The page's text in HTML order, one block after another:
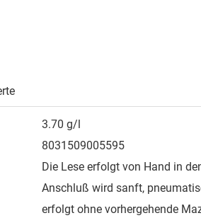
3.70 g/l
8031509005595
Die Lese erfolgt von Hand in
Anschluß wird sanft,
erfolgt ohne vorhergehende